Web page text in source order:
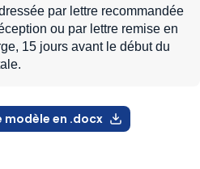
par lettre recommandée
ou par lettre remise en
15 jours avant le début du
modèle en .docx